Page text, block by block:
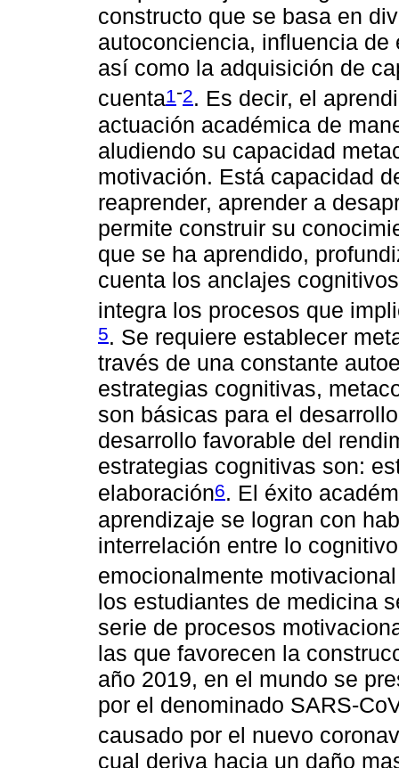
constructo que se basa en
autoconciencia, influencia
así como la adquisición de
cuenta1 -2. Es decir, el
actuación académica de
aludiendo su capacidad
motivación. Está capacidad
reaprender, aprender a
permite construir su
que se ha aprendido,
cuenta los anclajes
integra los procesos que
5. Se requiere establecer
través de una constante
estrategias cognitivas,
son básicas para el
desarrollo favorable del
estrategias cognitivas son:
elaboración6. El éxito
aprendizaje se logran con
interrelación entre lo
emocionalmente
los estudiantes de medicina
serie de procesos
las que favorecen la
año 2019, en el mundo se
por el denominado SARS-
causado por el nuevo
cual deriva hacia un daño